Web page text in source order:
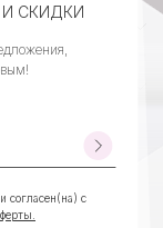
СКИДКИ
согласен(на) с